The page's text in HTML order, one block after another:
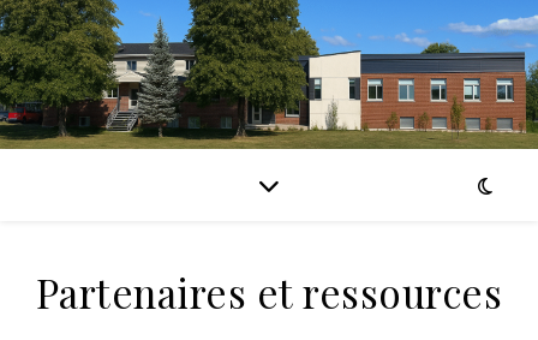
Partenaires et ressources